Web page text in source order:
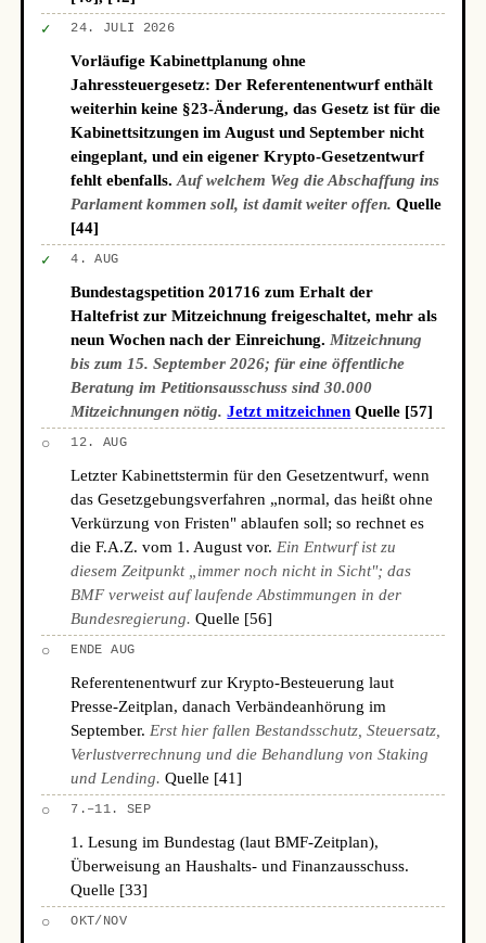
✓ 24. JULI 2026
Vorläufige Kabinettplanung ohne
Jahressteuergesetz: Der Referentenentwurf enthält
weiterhin keine §23-Änderung, das Gesetz ist für die
Kabinettsitzungen im August und September nicht
eingeplant, und ein eigener Krypto-Gesetzentwurf
fehlt ebenfalls.Auf welchem Weg die Abschaffung ins
Parlament kommen soll, ist damit weiter offen. Quelle
[44]
✓ 4. AUG
Bundestagspetition 201716 zum Erhalt der
Haltefrist zur Mitzeichnung freigeschaltet, mehr als
neun Wochen nach der Einreichung. Mitzeichnung
bis zum 15. September 2026; für eine öffentliche
Beratung im Petitionsausschuss sind 30.000
Mitzeichnungen nötig. Jetzt mitzeichnen Quelle [57]
○ 12. AUG
Letzter Kabinettstermin für den Gesetzentwurf, wenn
das Gesetzgebungsverfahren „normal, das heißt ohne
Verkürzung von Fristen" ablaufen soll; so rechnet es
die F.A.Z. vom 1. August vor. Ein Entwurf ist zu
diesem Zeitpunkt „immer noch nicht in Sicht"; das
BMF verweist auf laufende Abstimmungen in der
Bundesregierung. Quelle [56]
○ ENDE AUG
Referentenentwurf zur Krypto-Besteuerung laut
Presse-Zeitplan, danach Verbändeanhörung im
September. Erst hier fallen Bestandsschutz, Steuersatz,
Verlustverrechnung und die Behandlung von Staking
und Lending. Quelle [41]
○ 7.–11. SEP
1. Lesung im Bundestag (laut BMF-Zeitplan),
Überweisung an Haushalts- und Finanzausschuss.
Quelle [33]
○ OKT/NOV